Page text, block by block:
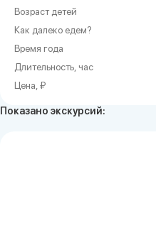
Показано экскурсий: